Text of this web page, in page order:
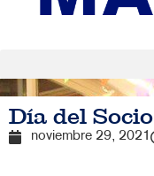
Día del Socio
noviembre 29, 2021